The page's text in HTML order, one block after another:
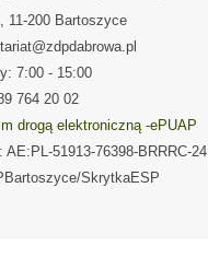
11-200 Bartoszyce
7:00 - 15:00
764 20 02
drogą elektroniczną -ePUAP
AE:PL-51913-76398-BRRRC-24
SkrytkaESP